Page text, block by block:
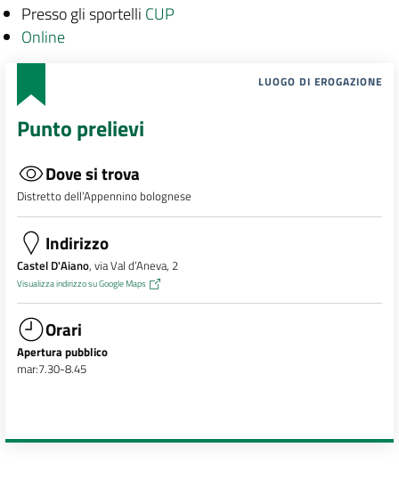
Presso gli sportelli CUP
Online
LUOGO DI EROGAZIONE
Punto prelievi
Dove si trova
Distretto dell’Appennino bolognese
Indirizzo
Castel D'Aiano, via Val d’Aneva, 2
Visualizza indirizzo su Google Maps
Orari
Apertura pubblico
mar:7.30-8.45